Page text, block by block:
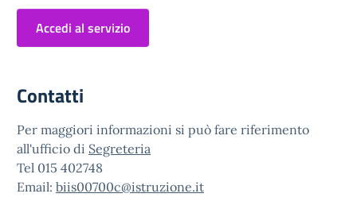
Accedi al servizio
Contatti
Per maggiori informazioni si può fare riferimento
all'ufficio di Segreteria
Tel 015 402748
Email: biis00700c@istruzione.it